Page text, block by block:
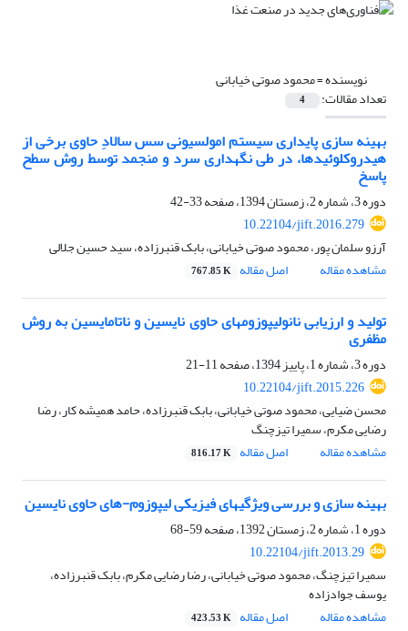
نویسنده =محمود صوتی خیابانی
تعداد مقالات: 4
بهینه سازی پایداری سیستم امولسیونی سس سالادِ حاوی برخی از
هیدروکلوئیدها، در طی نگهداری سرد و منجمد توسط روش سطح
پاسخ
دوره 3، شماره 2، زمستان 1394، صفحه
33-42
10.22104/jift.2016.279
آرزو سلمان پور، محمود صوتی خیابانی، بابک قنبرزاده، سید حسین جلالی
مشاهده مقاله
اصل مقاله 767.85 K
تولید و ارزیابی نانولیپوزومهای حاوی نایسین و ناتامایسین به روش
مظفری
دوره 3، شماره 1، پاییز 1394، صفحه
11-21
10.22104/jift.2015.226
محسن ضیایی، محمود صوتی خیابانی، بابک قنبرزاده، حامد همیشه کار، رضا
رضایی مکرم، سمیرا تیزچنگ
مشاهده مقاله
اصل مقاله 816.17 K
بهینه سازی و بررسی ویژگیهای فیزیکی لیپوزوم-های حاوی نایسین
دوره 1، شماره 2، زمستان 1392، صفحه
59-68
10.22104/jift.2013.29
سمیرا تیزچنگ، محمود صوتی خیابانی، رضا رضایی مکرم، بابک قنبرزاده،
یوسف جوادزاده
مشاهده مقاله
اصل مقاله 423.53 K